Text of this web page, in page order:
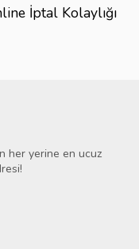
İptal Kolaylığı
her yerine en ucuz